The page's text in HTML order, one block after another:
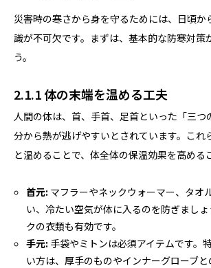
災害時の寒さから身を守るためには、日頃か
識が不可欠です。まずは、基本的な防寒対策
う。
2.1.1 体の末端を温める工夫
人間の体は、首、手首、足首といった「三つ
分から熱が逃げやすいとされています。これ
と温めることで、体全体の保温効果を高める
首元: マフラーやネックウォーマー、タオ
い、冷たい空気が体に入るのを防ぎまし
クの衣類も有効です。
手元: 手袋やミトンは必須アイテムです。
い方は、厚手のものやインナーグローブ